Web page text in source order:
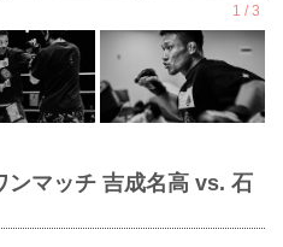
ンマッチ 吉成名高 vs. 石